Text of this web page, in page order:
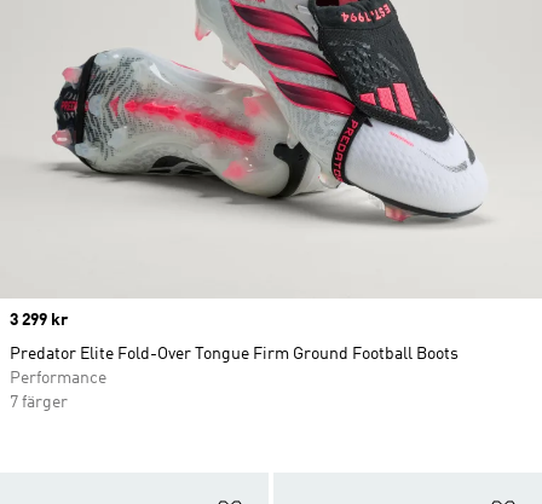
Price
3 299 kr
Predator Elite Fold-Over Tongue Firm Ground Football Boots
Performance
7 färger